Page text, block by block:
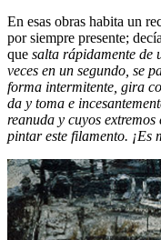
En esas obras habita un
por siempre presente;
que salta rápidamente de
veces en un segundo, se
forma intermitente, gira
da y toma e
reanuda y cuyos
pintar este filamento. ¡Es